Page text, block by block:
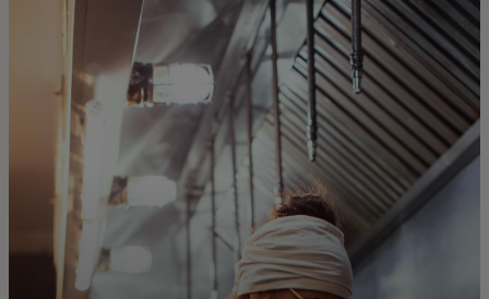
Para ti
Para empresas
Para el mundo
Para innovadores